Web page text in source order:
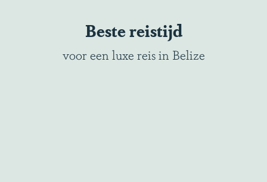
Beste reistijd
voor een luxe reis in Belize